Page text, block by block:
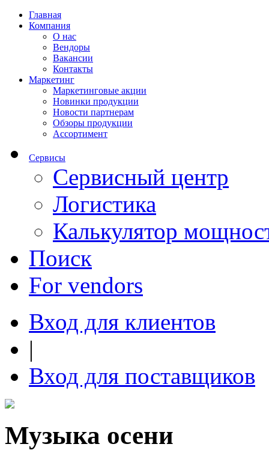
Главная
Компания
О нас
Вендоры
Вакансии
Контакты
Маркетинг
Маркетинговые акции
Новинки продукции
Новости партнерам
Обзоры продукции
Ассортимент
Сервисы
Сервисный центр
Логистика
Калькулятор
Поиск
For vendors
Вход для клиентов
|
Вход для поставщиков
Музыка осени